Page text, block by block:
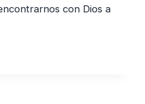
con Dios a